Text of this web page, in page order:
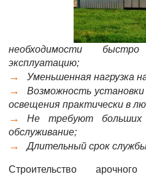
необходимости
эксплуатацию;
Уменьшенная нагрузка
Возможность
освещения практически в
Не требуют
обслуживание;
Длительный срок
Строительство